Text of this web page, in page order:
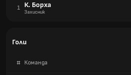
1 К. Борха
Захисник
Голи
# Команда